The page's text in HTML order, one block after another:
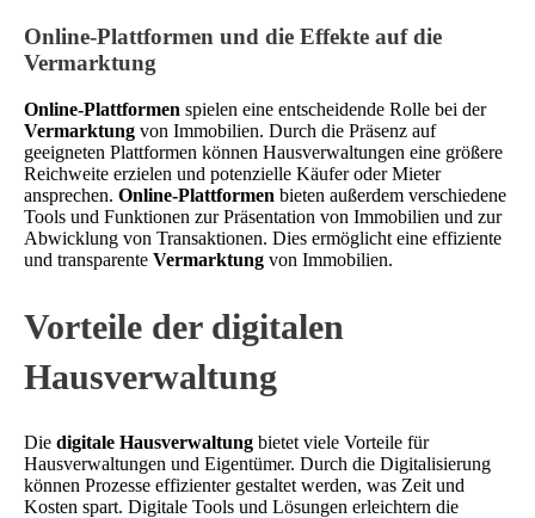
Online-Plattformen und die Effekte auf die
Vermarktung
Online-Plattformen spielen eine entscheidende Rolle bei der
Vermarktung von Immobilien. Durch die Präsenz auf
geeigneten Plattformen können Hausverwaltungen eine größere
Reichweite erzielen und potenzielle Käufer oder Mieter
ansprechen. Online-Plattformen bieten außerdem verschiedene
Tools und Funktionen zur Präsentation von Immobilien und zur
Abwicklung von Transaktionen. Dies ermöglicht eine effiziente
und transparente Vermarktung von Immobilien.
Vorteile der digitalen
Hausverwaltung
Die digitale Hausverwaltung bietet viele Vorteile für
Hausverwaltungen und Eigentümer. Durch die Digitalisierung
können Prozesse effizienter gestaltet werden, was Zeit und
Kosten spart. Digitale Tools und Lösungen erleichtern die